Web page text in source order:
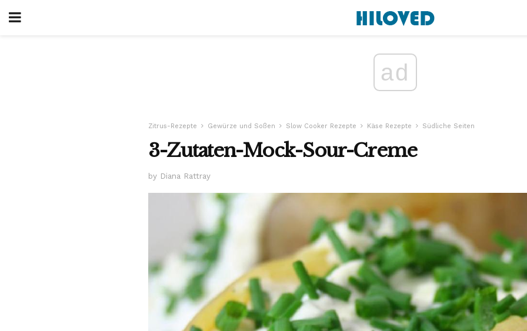
ad
Zitrus-Rezepte Gewürze und Soßen Slow Cooker Rezepte Käse Rezepte Südliche Seiten
3-Zutaten-Mock-Sour-Creme
by Diana Rattray